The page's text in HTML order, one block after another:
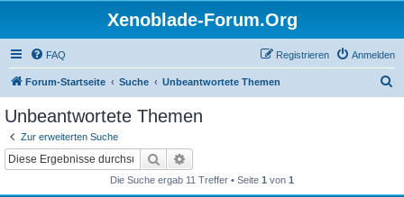
Xenoblade-Forum.Org
FAQ Anmelden
Registrieren
Forum-Startseite Suche Unbeantwortete Themen
Unbeantwortete Themen
Zur erweiterten Suche
Suche
Die Suche ergab 11 Treffer • Seite 1 von 1